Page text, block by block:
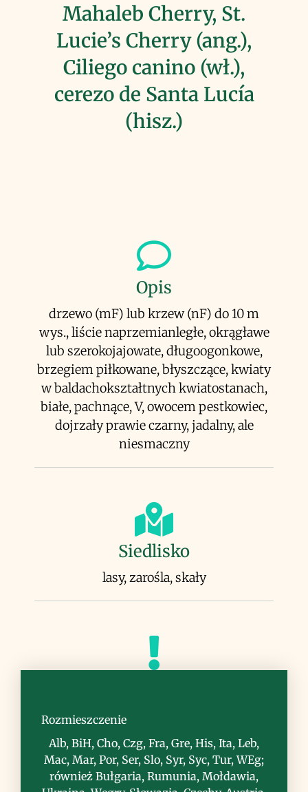
Mahaleb Cherry, St.
Lucie’s Cherry (ang.),
Ciliego canino (wł.),
cerezo de Santa Lucía
(hisz.)
Opis
drzewo (mF) lub krzew (nF) do 10 m
wys., liście naprzemianległe, okrągławe
lub szerokojajowate, długoogonkowe,
brzegiem piłkowane, błyszczące, kwiaty
w baldachokształtnych kwiatostanach,
białe, pachnące, V, owocem pestkowiec,
dojrzały prawie czarny, jadalny, ale
niesmaczny
Siedlisko
lasy, zarośla, skały
szeroko uprawiana jako krzew ozdobny
oraz podkładka do szczepienia wiśni i
czereśni; drewno używane do wyrobu
niewielkich przedmiotów ozdobnych i
użytkowych; ze względu na dawną i
Rozmieszczenie
Alb, BiH, Cho, Czg, Fra, Gre, His, Ita, Leb,
Mac, Mar, Por, Ser, Slo, Syr, Syc, Tur, WEg;
również Bułgaria, Rumunia, Mołdawia,